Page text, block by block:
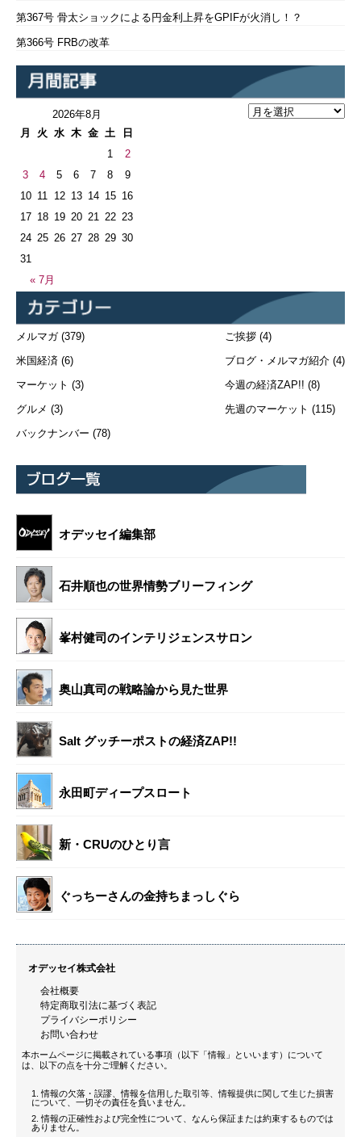
第367号 骨太ショックによる円金利上昇をGPIFが火消し！？
第366号 FRBの改革
2026年8月
月
火 水 木 金 土 日
« 7月
1
2
3
4 5 6 7 8
9
10 11 12 13 14 15 16
17 18 19 20 21 22 23
24 25 26 27 28 29 30
31
メルマガ(379)
米国経済 (6)
マーケット (3)
グルメ (3)
バックナンバー (78)
ご挨拶 (4)
ブログ・メルマガ紹介 (4)
今週の経済ZAP!! (8)
先週のマーケット (115)
オデッセイ編集部
石井順也の世界情勢ブリーフィング
峯村健司のインテリジェンスサロン
奥山真司の戦略論から見た世界
Salt グッチーポストの経済ZAP!!
永田町ディープスロート
新・CRUのひとり言
ぐっちーさんの金持ちまっしぐら
オデッセイ株式会社
会社概要
特定商取引法に基づく表記
プライバシーポリシー
お問い合わせ
本ホームページに掲載されている事項（以下「情報」といいます）について
は、以下の点を十分ご理解ください。
情報の欠落・誤謬、情報を信用した取引等、情報提供に関して生じた損害
について、一切その責任を負いません。
情報の正確性および完全性について、なんら保証または約束するものでは
ありません。